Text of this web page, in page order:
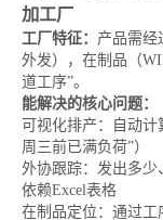
加工厂
工厂特征： 产品需经
外发），在制品（
道工序”。
能解决的核心问题：
可视化排产：自动
周三前已满负荷”）
外协跟踪：发出多
依赖Excel表格
在制品定位：通过工